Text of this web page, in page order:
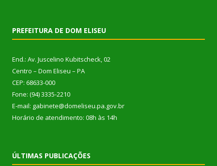
PREFEITURA DE DOM ELISEU
End.: Av. Juscelino Kubitscheck, 02
Centro – Dom Eliseu – PA
CEP: 68633-000
Fone: (94) 3335-2210
E-mail: gabinete@domeliseu.pa.gov.br
Horário de atendimento: 08h às 14h
ÚLTIMAS PUBLICAÇÕES